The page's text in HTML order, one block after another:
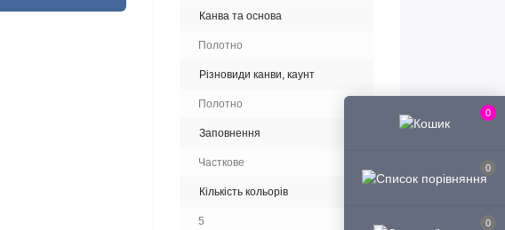
0
0
0
Канва та основа
Полотно
Різновиди канви, каунт
Полотно
Заповнення
Часткове
Кількість кольорів
5